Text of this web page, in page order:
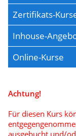
Zertifikats-
Inhouse-
Online-Kurse
Achtung!
Für diesen Kurs